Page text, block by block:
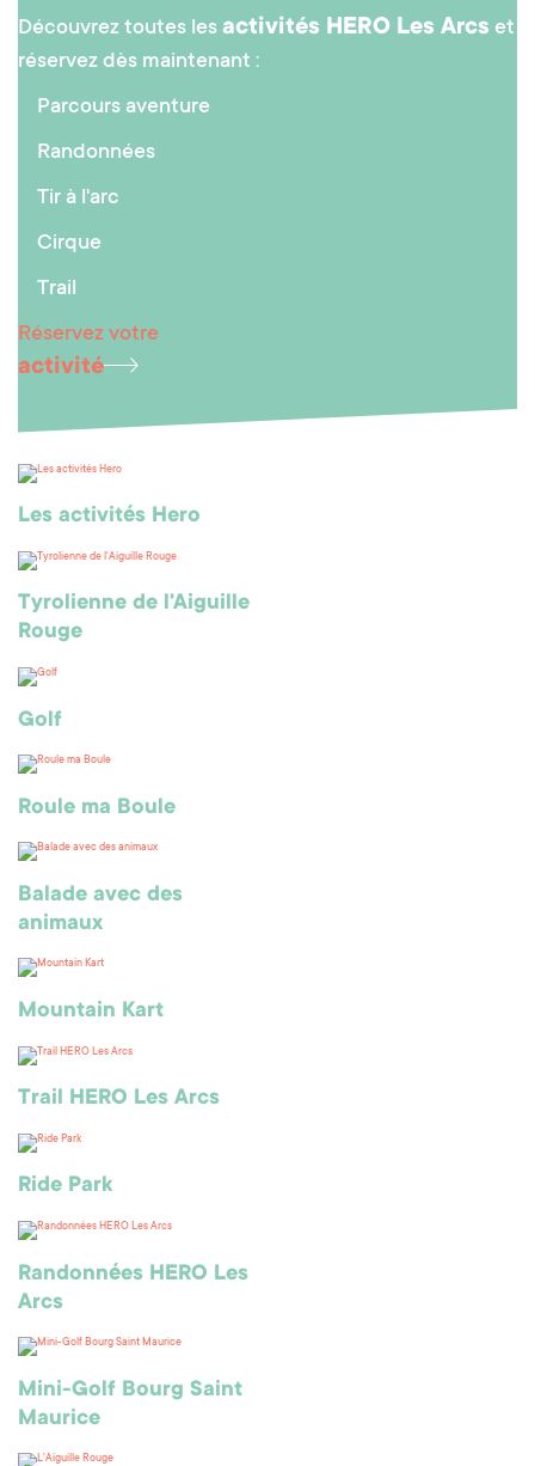
Découvrez toutes les activités HERO Les Arcs et
réservez dès maintenant :
Parcours aventure
Randonnées
Tir à l'arc
Cirque
Trail
Réservez votre
activité
Les activités Hero
Tyrolienne de l'Aiguille
Rouge
Golf
Roule ma Boule
Balade avec des
animaux
Mountain Kart
Trail HERO Les Arcs
Ride Park
Randonnées HERO Les
Arcs
Mini-Golf Bourg Saint
Maurice